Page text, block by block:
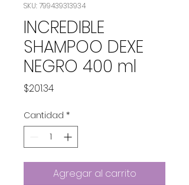
SKU: 799439313934
INCREDIBLE
SHAMPOO DEXE
NEGRO 400 ml
$201.34Precio
Cantidad *
Agregar al carrito